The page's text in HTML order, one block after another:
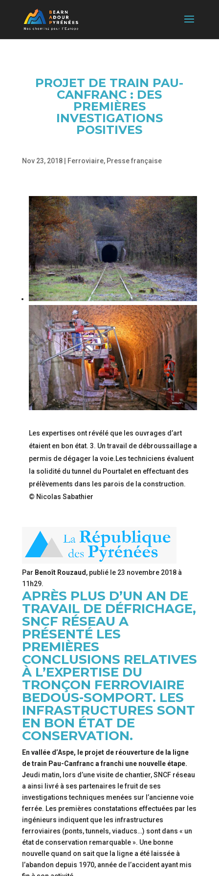
PROJET DE TRAIN PAU-
CANFRANC : DES
PREMIÈRES
INVESTIGATIONS
POSITIVES
Nov 23, 2018| Ferroviaire, Presse française
Les expertises ont révélé que les ouvrages d’art
étaient en bon état. 3. Un travail de débroussaillage a
permis de dégager la voie.Les techniciens évaluent
la solidité du tunnel du Pourtalet en effectuant des
prélèvements dans les parois de la construction.
© Nicolas Sabathier
Par Benoît Rouzaud, publié le 23 novembre 2018 à
11h29.
APRÈS PLUS D’UN AN DE
TRAVAIL DE DÉFRICHAGE,
SNCF RÉSEAU A
PRÉSENTÉ LES
PREMIÈRES
CONCLUSIONS RELATIVES
À L’EXPERTISE DU
TRONÇON FERROVIAIRE
BEDOUS-SOMPORT. LES
INFRASTRUCTURES SONT
EN BON ÉTAT DE
CONSERVATION.
En vallée d’Aspe, le projet de réouverture de la ligne
de train Pau-Canfranc a franchi une nouvelle étape.
Jeudi matin, lors d’une visite de chantier, SNCF réseau
a ainsi livré à ses partenaires le fruit de ses
investigations techniques menées sur l’ancienne voie
ferrée. Les premières constatations effectuées par les
ingénieurs indiquent que les infrastructures
ferroviaires (ponts, tunnels, viaducs…) sont dans « un
état de conservation remarquable ». Une bonne
nouvelle quand on sait que la ligne a été laissée à
l’abandon depuis 1970, année de l’accident ayant mis